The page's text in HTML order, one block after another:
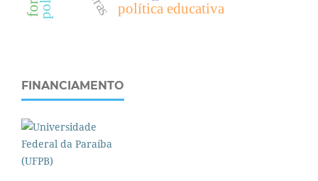
política educativa
FINANCIAMENTO